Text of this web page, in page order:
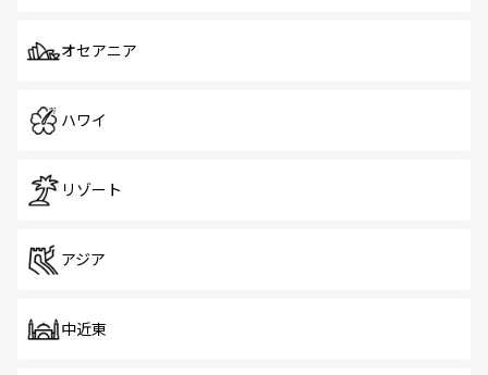
オセアニア
ハワイ
リゾート
アジア
中近東